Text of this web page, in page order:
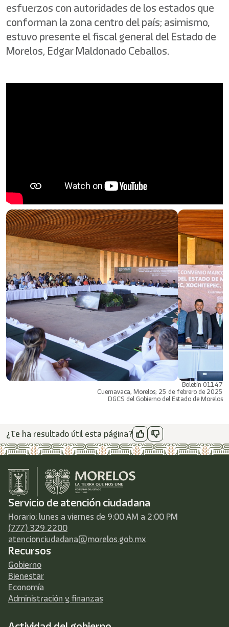
esfuerzos con autoridades de los estados que
conforman la zona centro del país; asimismo,
estuvo presente el fiscal general del Estado de
Morelos, Edgar Maldonado Ceballos.
Boletín 01147
Cuernavaca, Morelos; 25 de febrero de 2025
DGCS del Gobierno del Estado de Morelos
¿Te ha resultado útil esta página?
Servicio de atención ciudadana
Horario: lunes a viernes de 9:00 AM a 2:00 PM
(777) 329 2200
atencionciudadana@morelos.gob.mx
Recursos
Gobierno
Bienestar
Economía
Administración y finanzas